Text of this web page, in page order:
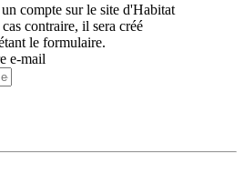
compte sur le site d'Habitat
contraire, il sera créé
le formulaire.
e-mail